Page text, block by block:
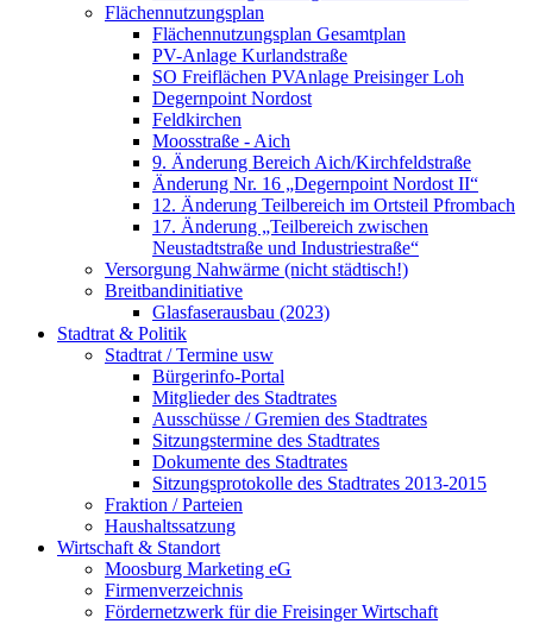
Flächennutzungsplan
Flächennutzungsplan Gesamtplan
PV-Anlage Kurlandstraße
SO Freiflächen PV­Anlage Preisinger Loh
Degernpoint Nordost
Feldkirchen
Moosstraße - Aich
9. Änderung Bereich Aich/Kirchfeldstraße
Änderung Nr. 16 „Degernpoint Nordost II“
12. Änderung Teilbereich im Ortsteil Pfrombach
17. Änderung „Teilbereich zwischen
Neustadtstraße und Industriestraße“
Versorgung Nahwärme (nicht städtisch!)
Breitbandinitiative
Glasfaserausbau (2023)
Stadtrat & Politik
Stadtrat / Termine usw
Bürgerinfo-Portal
Mitglieder des Stadtrates
Ausschüsse / Gremien des Stadtrates
Sitzungstermine des Stadtrates
Dokumente des Stadtrates
Sitzungsprotokolle des Stadtrates 2013-2015
Fraktion / Parteien
Haushaltssatzung
Wirtschaft & Standort
Moosburg Marketing eG
Firmenverzeichnis
Fördernetzwerk für die Freisinger Wirtschaft